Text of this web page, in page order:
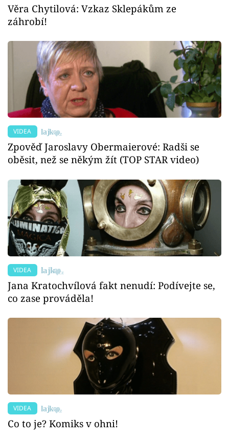
Věra Chytilová: Vzkaz Sklepákům ze
záhrobí!
VIDEA
Zpověď Jaroslavy Obermaierové: Radši se
oběsit, než se někým žít (TOP STAR video)
VIDEA
Jana Kratochvílová fakt nenudí: Podívejte se,
co zase prováděla!
VIDEA
Co to je? Komiks v ohni!